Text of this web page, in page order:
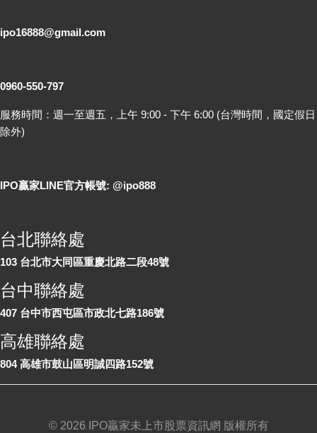
ipo16888@gmail.com
0960-550-797
服務時間：週一至週五，上午 9:00 - 下午 6:00 (台灣時間，國定假日
除外)
IPO贏家LINE官方帳號: @ipo888
台北聯絡處
103 台北市大同區重慶北路二段48號
台中聯絡處
407 台中市西屯區市政北七路186號
高雄聯絡處
804 高雄市鼓山區明誠四路152號
© 2026 IPO贏家未上市股票資訊網 版權所有